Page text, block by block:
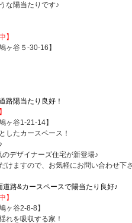
な陽当たりです♪
】
ヶ谷５-30-16】
路陽当たり良好！
ヶ谷1-21-14】
したカースペース！
デザイナーズ住宅が新登場♪
けますので、お気軽にお問い合わせ下
路&カースペースで陽当たり良好♪
】
ヶ谷2-8-8】
れを吸収する家！